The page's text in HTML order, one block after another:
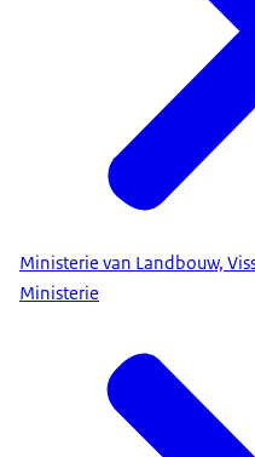
Ministerie van Landbouw,
Ministerie